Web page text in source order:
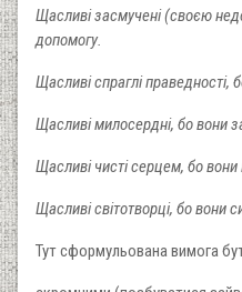
Щасливі засмучені (своєю
допомогу.
Щасливі спраглі праведності,
Щасливі милосердні, бо вони
Щасливі чисті серцем, бо вони
Щасливі світотворці, бо вони
Тут сформульована вимога